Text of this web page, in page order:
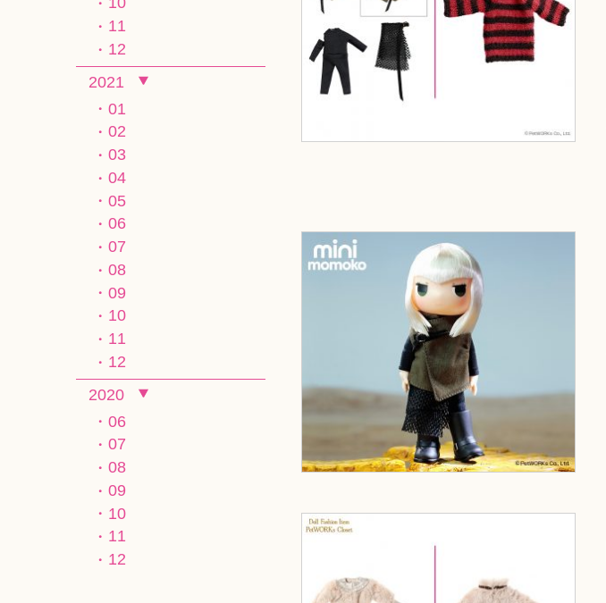
11
12
2021
01
02
03
04
05
06
07
08
09
10
11
12
2020
06
07
08
09
10
11
12